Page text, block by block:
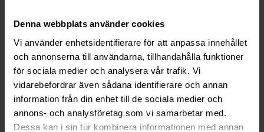
Denna webbplats använder cookies
Vi använder enhetsidentifierare för att anpassa innehållet
och annonserna till användarna, tillhandahålla funktioner
för sociala medier och analysera vår trafik. Vi
vidarebefordrar även sådana identifierare och annan
information från din enhet till de sociala medier och
annons- och analysföretag som vi samarbetar med.
Dessa kan i sin tur kombinera informationen med annan
och få hjälp att hitta just din drömring. Vi
går gemensamt igenom sortimentet för att
hitta ringen som är perfekt för just din stil
och smak. Maila oss på
stockholm.sveavagen@smycka.se för att
boka tid.